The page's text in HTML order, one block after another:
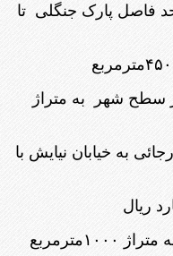
حد فاصل پارک جنگلی تا
سطح شهر به متراژ
به خیابان نیایش با
ریال